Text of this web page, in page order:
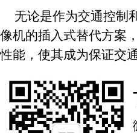
无论是作为交通控制
像机的插入式替代方案
性能，使其成为保证交